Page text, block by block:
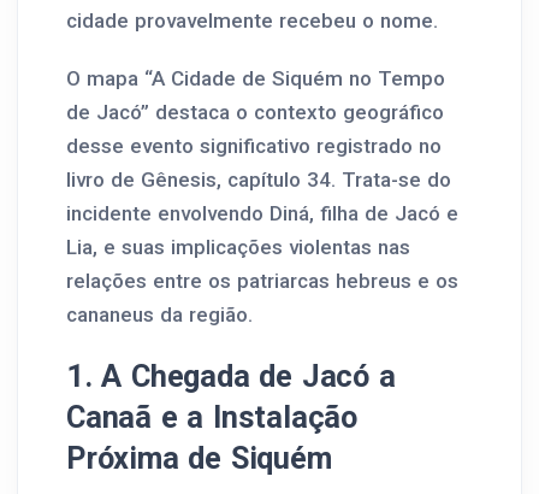
cidade provavelmente recebeu o nome.
O mapa “A Cidade de Siquém no Tempo
de Jacó” destaca o contexto geográfico
desse evento significativo registrado no
livro de Gênesis, capítulo 34. Trata-se do
incidente envolvendo Diná, filha de Jacó e
Lia, e suas implicações violentas nas
relações entre os patriarcas hebreus e os
cananeus da região.
1. A Chegada de Jacó a
Canaã e a Instalação
Próxima de Siquém